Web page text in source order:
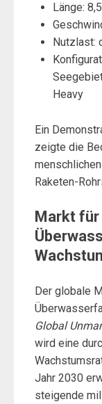
Länge:
Nutzlast:
Heavy
Ein
zeigte die
Raketen-
Markt
Der globale
Global
wird eine
Jahr 2030
steigende